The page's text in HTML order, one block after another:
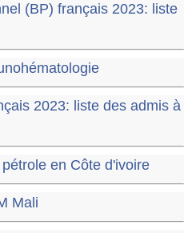
(BP) français 2023: liste
2023: liste des admis à
en Côte d'ivoire
Mali